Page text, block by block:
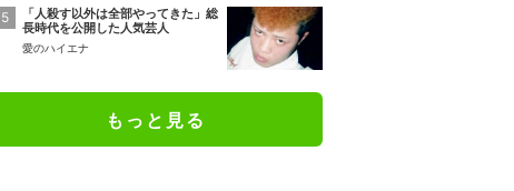
「人殺す以外は全部やってきた」総
長時代を公開した人気芸人
愛のハイエナ
もっと見る